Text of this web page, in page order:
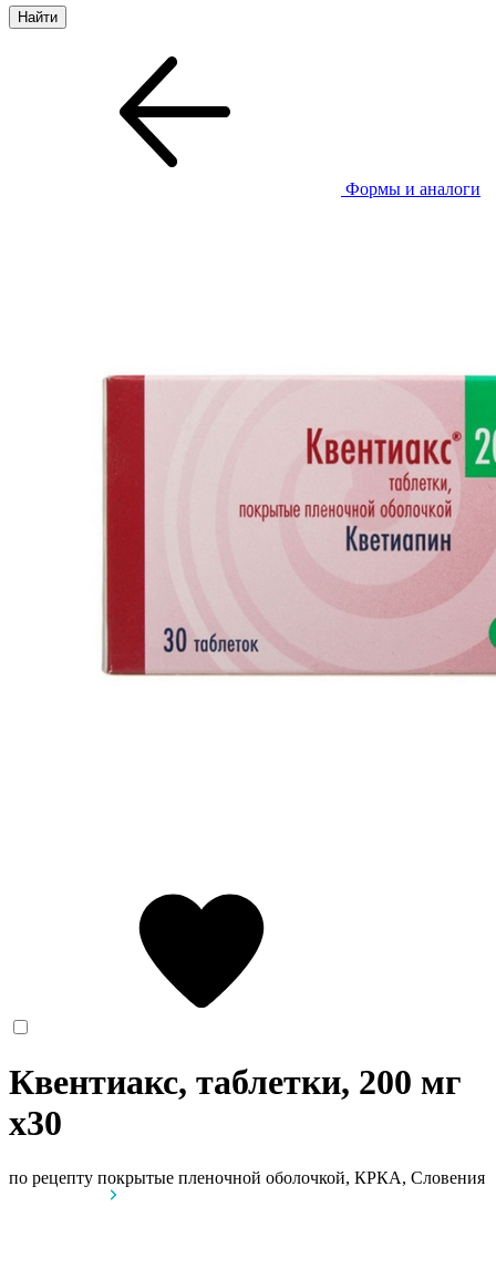
Формы и аналоги
Квентиакс, таблетки, 200 мг
x30
по рецепту покрытые пленочной оболочкой, КРКА, Словения